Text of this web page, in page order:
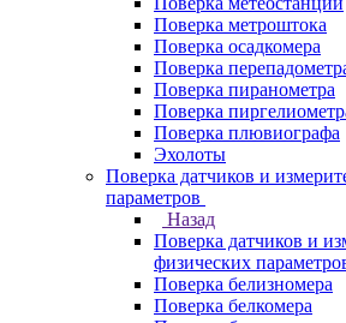
Поверка метроштока
Поверка осадкомера
Поверка
Поверка пиранометра
Поверка
Поверка плювиографа
Эхолоты
Поверка датчиков и
параметров
Назад
Поверка датчиков и
физических
Поверка белизномера
Поверка белкомера